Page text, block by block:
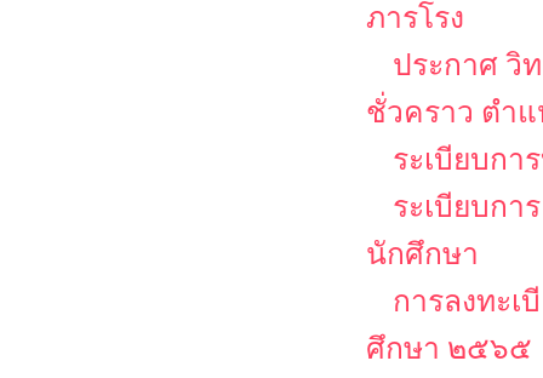
ภารโรง
ประกาศ วิ
ชั่วคราว ตำ
ระเบียบกา
ระเบียบกา
นักศึกษา
การลงทะเ
ศึกษา ๒๕๖๕